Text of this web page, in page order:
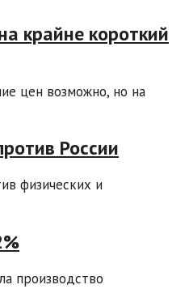
крайне короткий
цен возможно, но на
России
физических и
производство